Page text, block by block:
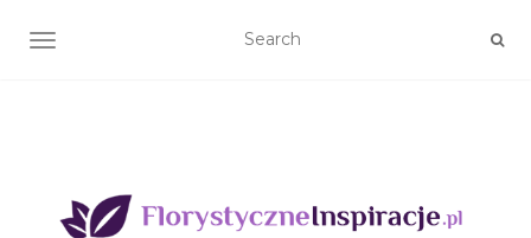
TOGGLE NAVIGATION